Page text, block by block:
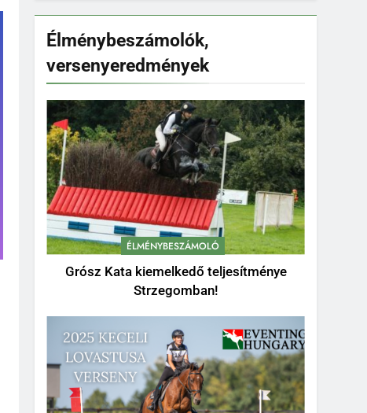
Élménybeszámolók,
versenyeredmények
ÉLMÉNYBESZÁMOLÓ
Grósz Kata kiemelkedő teljesítménye
Strzegomban!